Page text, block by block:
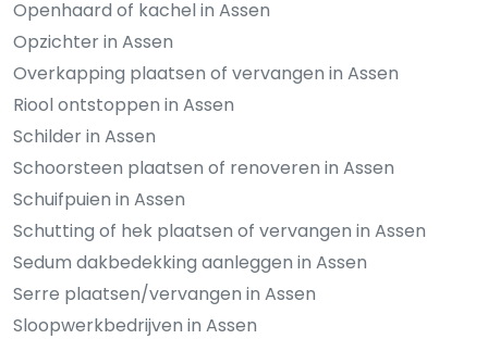
Openhaard of kachel in Assen
Opzichter in Assen
Overkapping plaatsen of vervangen in Assen
Riool ontstoppen in Assen
Schilder in Assen
Schoorsteen plaatsen of renoveren in Assen
Schuifpuien in Assen
Schutting of hek plaatsen of vervangen in Assen
Sedum dakbedekking aanleggen in Assen
Serre plaatsen/vervangen in Assen
Sloopwerkbedrijven in Assen